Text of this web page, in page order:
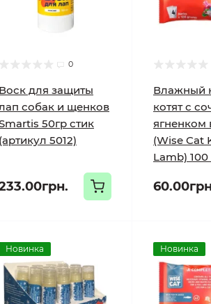
0
Воск для защиты
собак и щенков
50гр стик
(артикул 5012)
Влажный
котят с
ягненком
(Wise Cat
Lamb) 100
Новинка Новинка